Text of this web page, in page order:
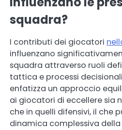
squadra?
I contributi dei giocatori
influenzano
squadra attraverso ruoli
tattica e processi
enfatizza un approccio
ai giocatori di eccellere sia
che in quelli difensivi, il che
dinamica complessiva